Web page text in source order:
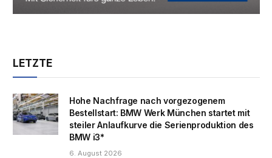
LETZTE
Hohe Nachfrage nach vorgezogenem
Bestellstart: BMW Werk München startet mit
steiler Anlaufkurve die Serienproduktion des
BMW i3*
6. August 2026